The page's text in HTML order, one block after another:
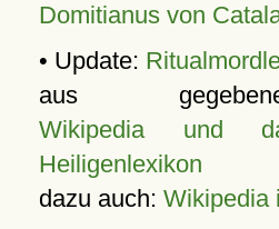
Domitianus von
• Update:
aus
Wikipedia und
Heiligenlexikon
dazu auch: Wikipedia